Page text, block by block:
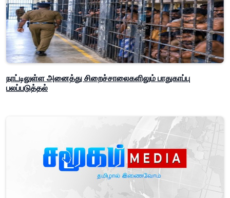
நாட்டிலுள்ள அனைத்து சிறைச்சாலைகளிலும் பாதுகாப்பு
பலப்படுத்தல்